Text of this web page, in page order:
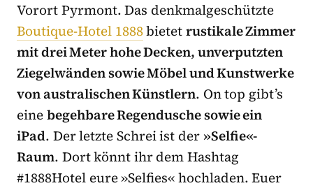
Vorort Pyrmont. Das denkmalgeschützte
Boutique-Hotel 1888bietetrustikale Zimmer
mit drei Meter hohe Decken, unverputzten
Ziegelwänden sowie Möbel und Kunstwerke
von australischen Künstlern. On top gibt’s
einebegehbare Regendusche sowie ein
iPad. Der letzte Schrei ist der »Selfie«-
Raum. Dort könnt ihr dem Hashtag
#1888Hotel eure »Selfies« hochladen. Euer